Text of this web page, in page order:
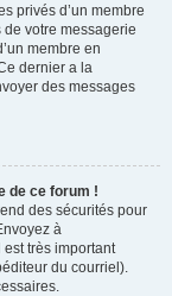
privés d’un membre
votre messagerie
membre en
dernier a la
des messages
de ce forum !
des sécurités pour
à
très important
du courriel).